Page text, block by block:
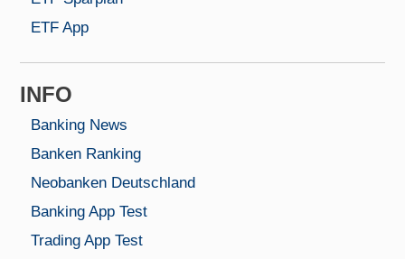
ETF App
INFO
Banking News
Banken Ranking
Neobanken Deutschland
Banking App Test
Trading App Test